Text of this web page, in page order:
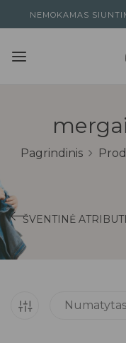
NEMOKAMAS
Pagrindinis
ŠVENTINĖ